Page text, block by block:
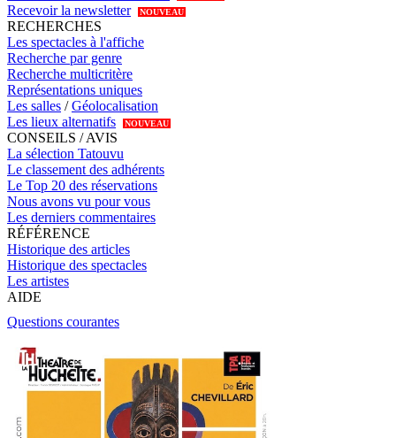
Recevoir la newsletter NOUVEAU
RECHERCHES
Les spectacles à l'affiche
Recherche par genre
Recherche multicritère
Représentations uniques
Les salles /Géolocalisation
Les lieux alternatifs
NOUVEAU
CONSEILS / AVIS
La sélection Tatouvu
Le classement des adhérents
Le Top 20 des réservations
Nous avons vu pour vous
Les derniers commentaires
RÉFÉRENCE
Historique des articles
Historique des spectacles
Les artistes
AIDE
Questions courantes